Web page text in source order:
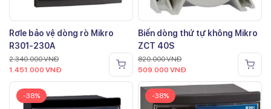
Rơle bảo vệ dòng rò Mikro
R301-230A
2.340.000VNĐ
1.451.000 VNĐ
Biến dòng thứ tự không Mikro
ZCT 40S
820.000VNĐ
509.000 VNĐ
-38% -38%